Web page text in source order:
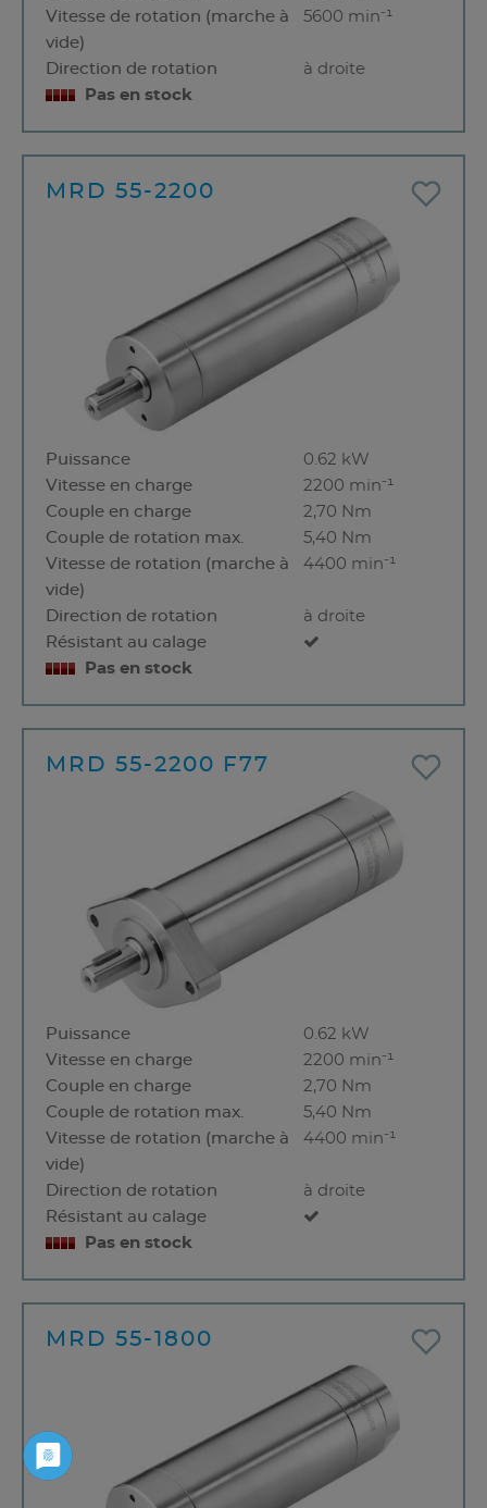
Vitesse de rotation (marche à
vide)
5600 min⁻¹
Direction de rotation
à droite
Pas en stock
MRD 55-2200
Puissance
0.62 kW
Vitesse en charge
2200 min⁻¹
Couple en charge
2,70 Nm
Couple de rotation max.
5,40 Nm
Vitesse de rotation (marche à
vide)
4400 min⁻¹
Direction de rotation
à droite
Résistant au calage
Pas en stock
MRD 55-2200 F77
Puissance
0.62 kW
Vitesse en charge
2200 min⁻¹
Couple en charge
2,70 Nm
Couple de rotation max.
5,40 Nm
Vitesse de rotation (marche à
vide)
4400 min⁻¹
Direction de rotation
à droite
Résistant au calage
Pas en stock
MRD 55-1800